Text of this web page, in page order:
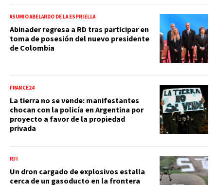
ASUMIÓ ABELARDO DE LA ESPRIELLA
Abinader regresa a RD tras participar en
toma de posesión del nuevo presidente
de Colombia
FRANCE24
La tierra no se vende: manifestantes
chocan con la policía en Argentina por
proyecto a favor de la propiedad
privada
RFI
Un dron cargado de explosivos estalla
cerca de un gasoducto en la frontera